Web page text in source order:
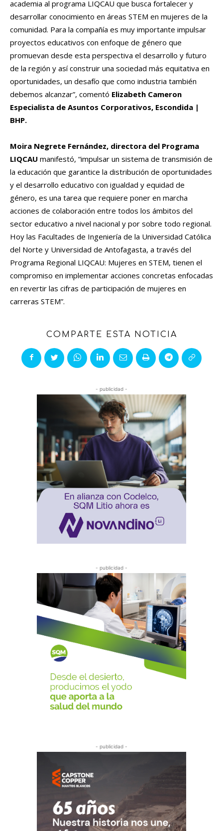
academia al programa LIQCAU que busca fortalecer y
desarrollar conocimiento en áreas STEM en mujeres de la
comunidad. Para la compañía es muy importante impulsar
proyectos educativos con enfoque de género que
promuevan desde esta perspectiva el desarrollo y futuro
de la región y así construir una sociedad más equitativa en
oportunidades, un desafío que como industria también
debemos alcanzar”, comentó Elizabeth Cameron
Especialista de Asuntos Corporativos, Escondida |
BHP.
Moira Negrete Fernández, directora del Programa
LIQCAU manifestó, “impulsar un sistema de transmisión de
la educación que garantice la distribución de oportunidades
y el desarrollo educativo con igualdad y equidad de
género, es una tarea que requiere poner en marcha
acciones de colaboración entre todos los ámbitos del
sector educativo a nivel nacional y por sobre todo regional.
Hoy las Facultades de Ingeniería de la Universidad Católica
del Norte y Universidad de Antofagasta, a través del
Programa Regional LIQCAU: Mujeres en STEM, tienen el
compromiso en implementar acciones concretas enfocadas
en revertir las cifras de participación de mujeres en
carreras STEM”.
COMPARTE ESTA NOTICIA
- publicidad -
- publicidad -
- publicidad -